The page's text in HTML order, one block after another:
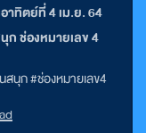
าทิตย์ที่ 4 เม.ย. 64
ก ช่องหมายเลข 4
สนุก #ช่องหมายเลข4